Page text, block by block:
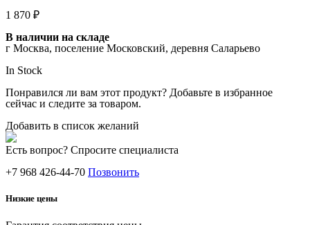
1 870 ₽
В наличии на складе
г Москва, поселение Московский, деревня Саларьево
In Stock
Понравился ли вам этот продукт? Добавьте в избранное
сейчас и следите за товаром.
Добавить в список желаний
Есть вопрос? Спросите специалиста
+7 968 426-44-70 Позвонить
Низкие цены